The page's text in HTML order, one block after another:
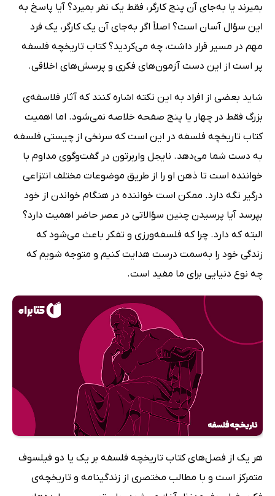
بمیرند یا به‌جای آن پنج کارگر، فقط یک نفر بمیرد؟ آیا پاسخ به
این سؤال آسان است؟ اصلاً اگر به‌جای آن یک کارگر، یک فرد
مهم در مسیر قرار داشت،‌ چه می‌کردید؟ کتاب تاریخچه فلسفه
پر است از این دست آزمون‌های فکری و پرسش‌های اخلاقی.
شاید بعضی از افراد به این نکته اشاره کنند که آثار فلاسفه‌ی
بزرگ فقط در چهار یا پنج صفحه خلاصه نمی‌شود. اما اهمیت
کتاب تاریخچه فلسفه در این است که سرنخی از چیستی فلسفه
به دست شما می‌دهد. نایجل واربرتون در گفت‌وگوی مداوم با
خواننده است تا ذهن او را از طریق موضوعات مختلف انتزاعی
درگیر نگه دارد. ممکن است خواننده در هنگام خواندن از خود
بپرسد آیا پرسیدن چنین سؤالاتی در عصر حاضر اهمیت دارد؟
البته که دارد. چرا که فلسفه‌ورزی و تفکر باعث می‌شود که
زندگی خود را به‌سمت درست هدایت کنیم و متوجه شویم که
چه نوع دنیایی برای ما مفید است.
هر یک از فصل‌های کتاب تاریخچه فلسفه بر یک یا دو فیلسوف
متمرکز است و با مطالب مختصری از زندگینامه و تاریخچه‌ی